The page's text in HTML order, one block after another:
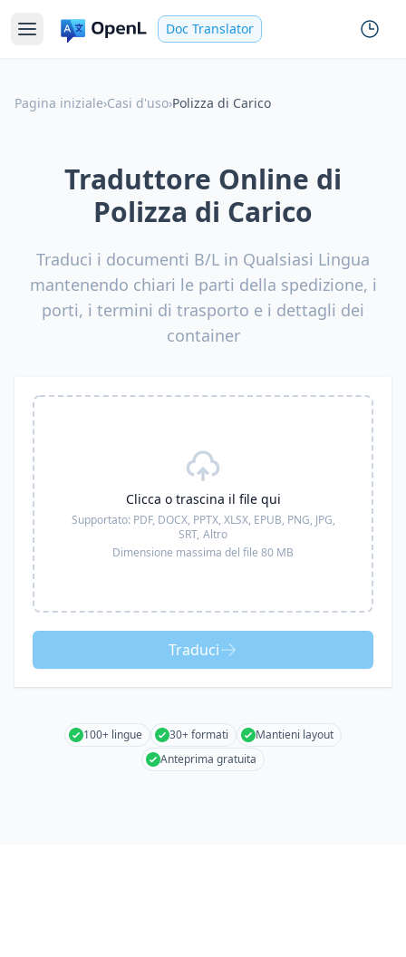
Doc Translator
Pagina iniziale›Casi d'uso›Polizza di Carico
Traduttore Online di
Polizza di Carico
Traduci i documenti B/L in Qualsiasi Lingua
mantenendo chiari le parti della spedizione, i
porti, i termini di trasporto e i dettagli dei
container
Clicca o trascina il file qui
Supportato: PDF, DOCX, PPTX, XLSX, EPUB, PNG, JPG,
SRT, Altro
Dimensione massima del file 80 MB
Traduci
100+ lingue 30+ formati
Mantieni layout
Anteprima gratuita